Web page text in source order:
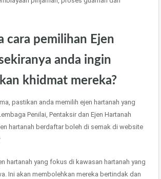
cara pemilihan Ejen
anda ingin
khidmat mereka?
pastikan anda memilih ejen hartanah yang
Penilai, Pentaksir dan Ejen Hartanah
hartanah berdaftar boleh di semak di website
hartanah yang fokus di kawasan hartanah yang
Ini akan membolehkan mereka bertindak dan